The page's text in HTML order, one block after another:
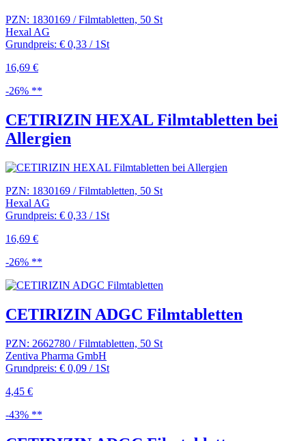
PZN: 1830169 / Filmtabletten, 50 St
Hexal AG
Grundpreis: € 0,33 / 1St
16,69 €
-26% **
CETIRIZIN HEXAL Filmtabletten bei
Allergien
PZN: 1830169 / Filmtabletten, 50 St
Hexal AG
Grundpreis: € 0,33 / 1St
16,69 €
-26% **
CETIRIZIN ADGC Filmtabletten
PZN: 2662780 / Filmtabletten, 50 St
Zentiva Pharma GmbH
Grundpreis: € 0,09 / 1St
4,45 €
-43% **